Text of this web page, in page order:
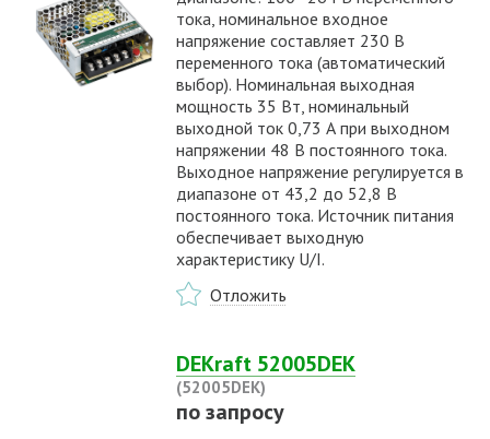
тока, номинальное входное
напряжение составляет 230 В
переменного тока (автоматический
выбор). Номинальная выходная
мощность 35 Вт, номинальный
выходной ток 0,73 А при выходном
напряжении 48 В постоянного тока.
Выходное напряжение регулируется в
диапазоне от 43,2 до 52,8 В
постоянного тока. Источник питания
обеспечивает выходную
характеристику U/I.
Отложить
DEKraft 52005DEK
(52005DEK)
по запросу